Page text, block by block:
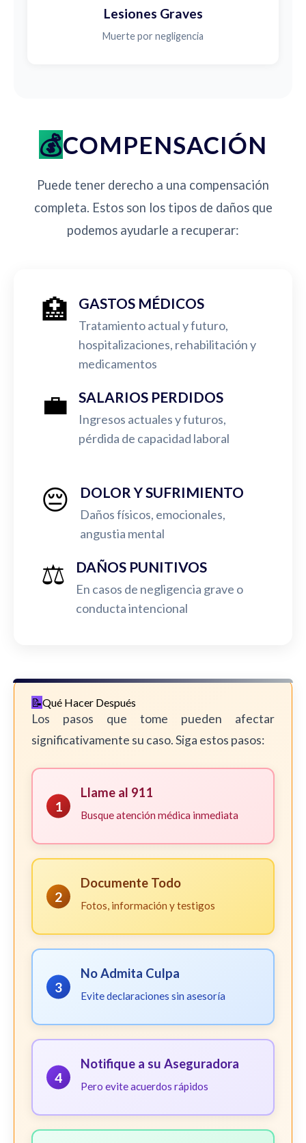
Lesiones Graves
Muerte por negligencia
COMPENSACIÓN
Puede tener derecho a una compensación
completa. Estos son los tipos de daños que
podemos ayudarle a recuperar:
🏥 GASTOS MÉDICOS
Tratamiento actual y futuro,
hospitalizaciones, rehabilitación y
medicamentos
💼 SALARIOS PERDIDOS
Ingresos actuales y futuros,
pérdida de capacidad laboral
😔 DOLOR Y SUFRIMIENTO
Daños físicos, emocionales,
angustia mental
⚖️ DAÑOS PUNITIVOS
En casos de negligencia grave o
conducta intencional
Qué Hacer Después
Los pasos que tome pueden afectar
significativamente su caso. Siga estos pasos:
1
Llame al 911
Busque atención médica inmediata
2
Documente Todo
Fotos, información y testigos
3
No Admita Culpa
Evite declaraciones sin asesoría
4
Notifique a su Aseguradora
Pero evite acuerdos rápidos